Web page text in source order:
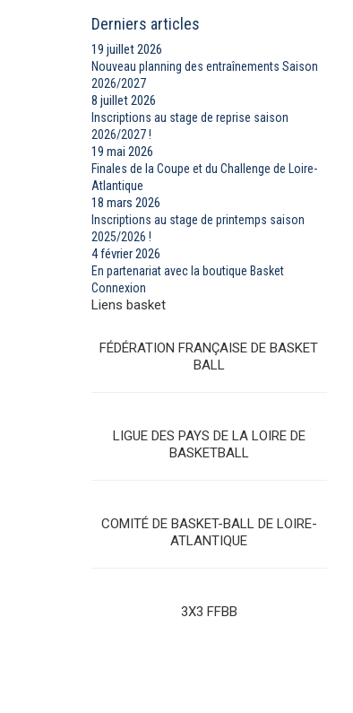
Derniers articles
19 juillet 2026
Nouveau planning des entraînements Saison
2026/2027
8 juillet 2026
Inscriptions au stage de reprise saison
2026/2027 !
19 mai 2026
Finales de la Coupe et du Challenge de Loire-
Atlantique
18 mars 2026
Inscriptions au stage de printemps saison
2025/2026 !
4 février 2026
En partenariat avec la boutique Basket
Connexion
Liens basket
FÉDÉRATION FRANÇAISE DE BASKET
BALL
LIGUE DES PAYS DE LA LOIRE DE
BASKETBALL
COMITÉ DE BASKET-BALL DE LOIRE-
ATLANTIQUE
3X3 FFBB